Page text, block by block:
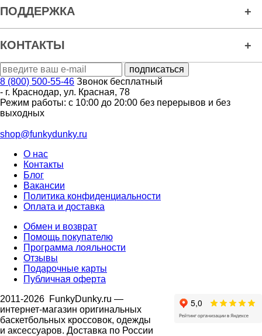
ПОДДЕРЖКА
КОНТАКТЫ
8 (800) 500-55-46 Звонок бесплатный
- г. Краснодар, ул. Красная, 78
Режим работы: с 10:00 до 20:00 без перерывов и без
выходных
shop@funkydunky.ru
О нас
Контакты
Блог
Вакансии
Политика конфиденциальности
Оплата и доставка
Обмен и возврат
Помощь покупателю
Программа лояльности
Отзывы
Подарочные карты
Публичная оферта
2011-2026 FunkyDunky.ru —
интернет-магазин оригинальных
баскетбольных кроссовок, одежды
и аксессуаров. Доставка по России